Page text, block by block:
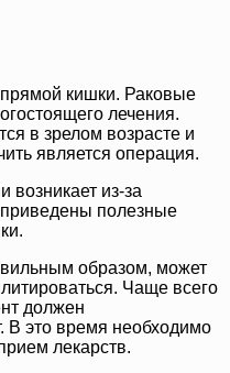
кишки. Раковые
лечения.
в зрелом возрасте и
является операция.
возникает из-за
полезные
образом, может
Чаще всего
должен
В это время необходимо
лекарств.